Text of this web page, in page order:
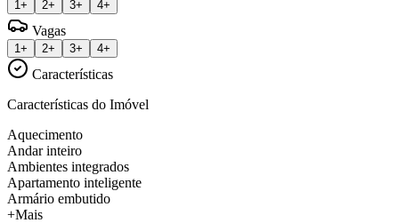
1+ 2+ 3+ 4+
Vagas
1+ 2+ 3+ 4+
Características
Características do Imóvel
Aquecimento
Andar inteiro
Ambientes integrados
Apartamento inteligente
Armário embutido
+Mais